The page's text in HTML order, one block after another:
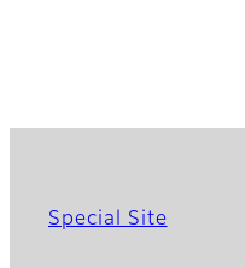
Special Site